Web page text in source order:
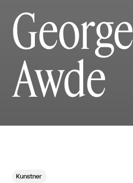
George
Awde
Kunstner